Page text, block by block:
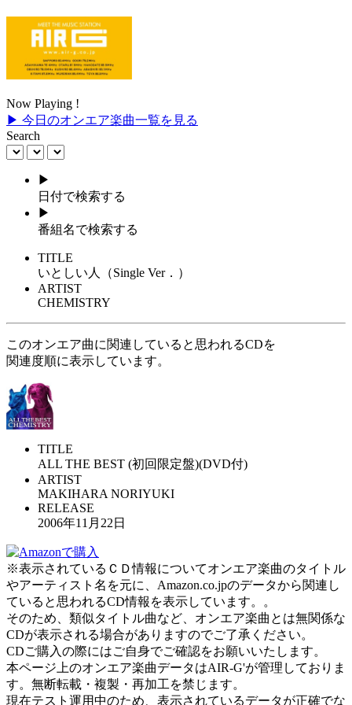
Now Playing !
▶ 今日のオンエア楽曲一覧を見る
Search
▶
日付で検索する
▶
番組名で検索する
TITLE
いとしい人（Single Ver．）
ARTIST
CHEMISTRY
このオンエア曲に関連していると思われるCDを
関連度順に表示しています。
TITLE
ALL THE BEST (初回限定盤)(DVD付)
ARTIST
MAKIHARA NORIYUKI
RELEASE
2006年11月22日
※表示されているＣＤ情報についてオンエア楽曲のタイトル
やアーティスト名を元に、Amazon.co.jpのデータから関連し
ていると思われるCD情報を表示しています。。
そのため、類似タイトル曲など、オンエア楽曲とは無関係な
CDが表示される場合がありますのでご了承ください。
CDご購入の際にはご自身でご確認をお願いいたします。
本ページ上のオンエア楽曲データはAIR-G'が管理しておりま
す。無断転載・複製・再加工を禁じます。
現在テスト運用中のため、表示されているデータが正確でな